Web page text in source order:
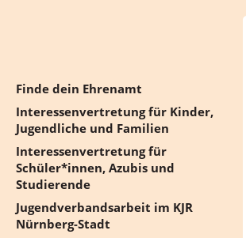
Finde dein Ehrenamt
Interessenvertretung für Kinder,
Jugendliche und Familien
Interessenvertretung für
Schüler*innen, Azubis und
Studierende
Jugendverbandsarbeit im KJR
Nürnberg-Stadt